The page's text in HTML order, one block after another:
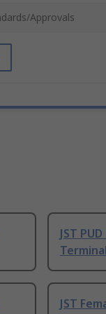
Approvals
JST
JST